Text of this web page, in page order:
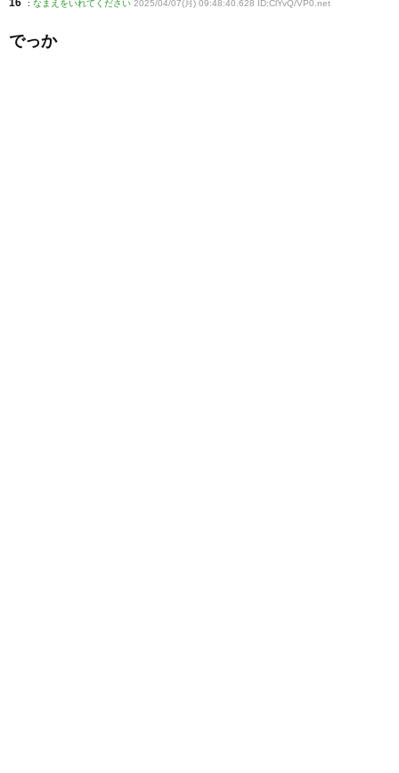
16 : なまえをいれてください 2025/04/07(月) 09:48:40.628 ID:ClYvQ/VP0 .net
でっか